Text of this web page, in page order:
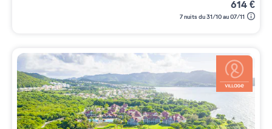
614€
7 nuits du 31/10 au 07/11